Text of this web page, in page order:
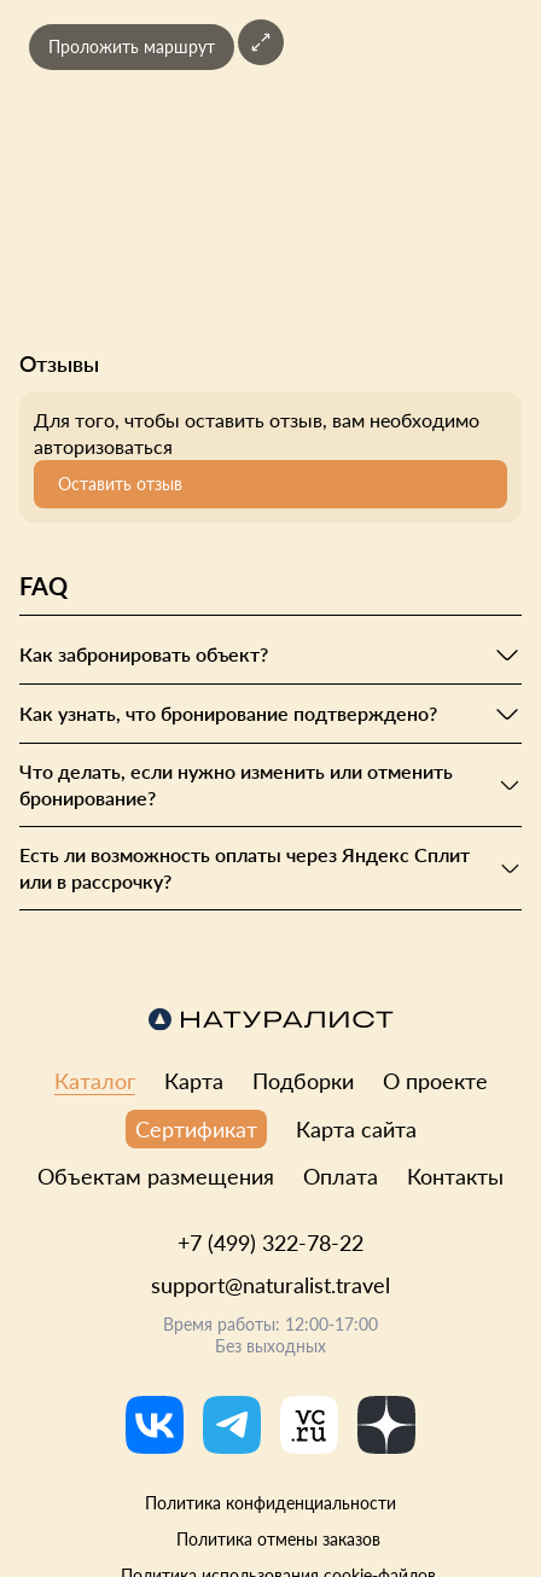
Проложить маршрут
Отзывы
Для того, чтобы оставить отзыв, вам необходимо
авторизоваться
Оставить отзыв
FAQ
Как забронировать объект?
Как узнать, что бронирование подтверждено?
Что делать, если нужно изменить или отменить
бронирование?
Есть ли возможность оплаты через Яндекс Сплит
или в рассрочку?
Каталог Карта Подборки
О проекте
Сертификат
Карта сайта
Объектам размещения
Оплата Контакты
+7 (499) 322-78-22
support@naturalist.travel
Время работы: 12:00-17:00
Без выходных
Политика конфиденциальности
Политика отмены заказов